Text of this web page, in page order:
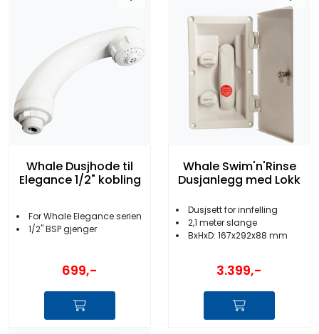
Whale Dusjhode til
Elegance 1/2" kobling
For Whale Elegance serien
1/2'' BSP gjenger
699,-
Whale Swim'n'Rinse
Dusjanlegg med Lokk
Dusjsett for innfelling
2,1 meter slange
BxHxD: 167x292x88 mm
3.399,-